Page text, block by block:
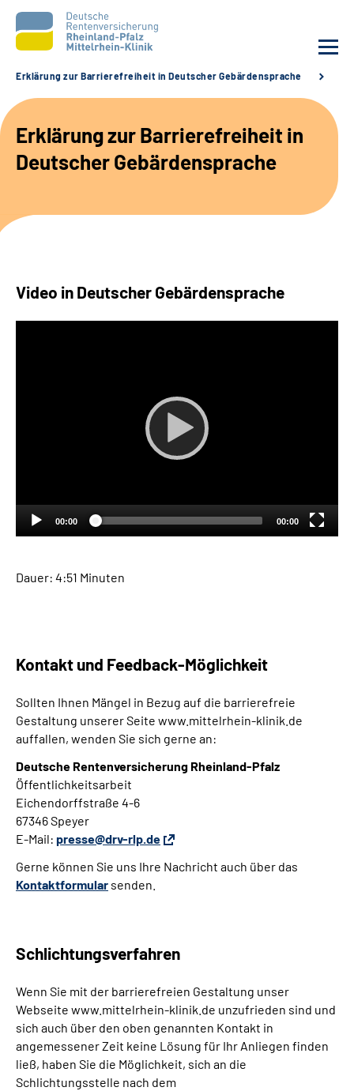
Unsere Klinik
Unsere Angebote
Selbsthilfegruppen
Erklärung zur Barrierefreiheit in Deutscher Gebärdensprache
Erklärung zur Barrierefreiheit in
Deutscher Gebärdensprache
Video in Deutscher Gebärdensprache
00:00 00:00
Dauer: 4:51 Minuten
Kontakt und Feedback-Möglichkeit
Sollten Ihnen Mängel in Bezug auf die barrierefreie
Gestaltung unserer Seite www.mittelrhein-klinik.de
auffallen, wenden Sie sich gerne an:
Deutsche Rentenversicherung Rheinland-Pfalz
Öffentlichkeitsarbeit
Eichendorffstraße 4-6
67346 Speyer
E-Mail: presse@drv-rlp.de
Gerne können Sie uns Ihre Nachricht auch über das
Kontaktformular senden.
Schlichtungsverfahren
Wenn Sie mit der barrierefreien Gestaltung unser
Webseite www.mittelrhein-klinik.de unzufrieden sind und
sich auch über den oben genannten Kontakt in
angemessener Zeit keine Lösung für Ihr Anliegen finden
ließ, haben Sie die Möglichkeit, sich an die
Schlichtungsstelle nach dem